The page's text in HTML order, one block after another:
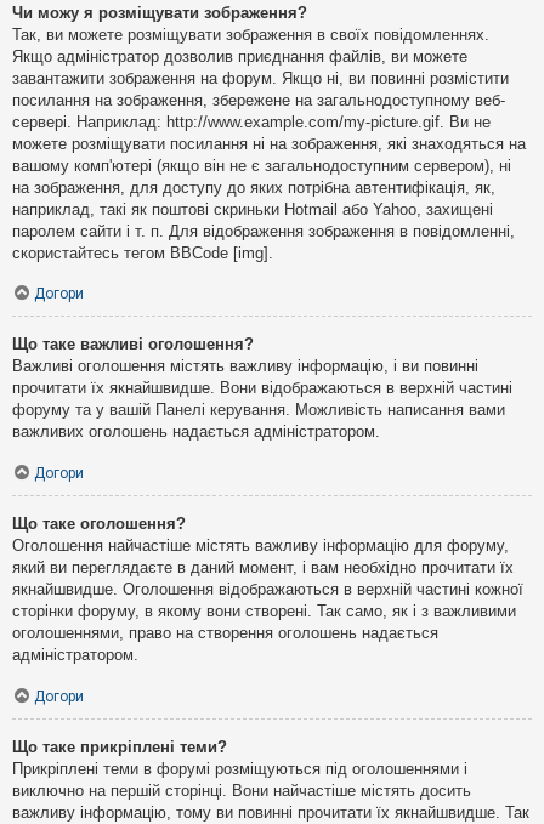
Чи можу я розміщувати зображення?
Так, ви можете розміщувати зображення в своїх повідомленнях.
Якщо адміністратор дозволив приєднання файлів, ви можете
завантажити зображення на форум. Якщо ні, ви повинні розмістити
посилання на зображення, збережене на загальнодоступному веб-
сервері. Наприклад: http://www.example.com/my-picture.gif. Ви не
можете розміщувати посилання ні на зображення, які знаходяться на
вашому комп'ютері (якщо він не є загальнодоступним сервером), ні
на зображення, для доступу до яких потрібна автентифікація, як,
наприклад, такі як поштові скриньки Hotmail або Yahoo, захищені
паролем сайти і т. п. Для відображення зображення в повідомленні,
скористайтесь тегом BBCode [img].
Догори
Що таке важливі оголошення?
Важливі оголошення містять важливу інформацію, і ви повинні
прочитати їх якнайшвидше. Вони відображаються в верхній частині
форуму та у вашій Панелі керування. Можливість написання вами
важливих оголошень надається адміністратором.
Догори
Що таке оголошення?
Оголошення найчастіше містять важливу інформацію для форуму,
який ви переглядаєте в даний момент, і вам необхідно прочитати їх
якнайшвидше. Оголошення відображаються в верхній частині кожної
сторінки форуму, в якому вони створені. Так само, як і з важливими
оголошеннями, право на створення оголошень надається
адміністратором.
Догори
Що таке прикріплені теми?
Прикріплені теми в форумі розміщуються під оголошеннями і
виключно на першій сторінці. Вони найчастіше містять досить
важливу інформацію, тому ви повинні прочитати їх якнайшвидше. Так